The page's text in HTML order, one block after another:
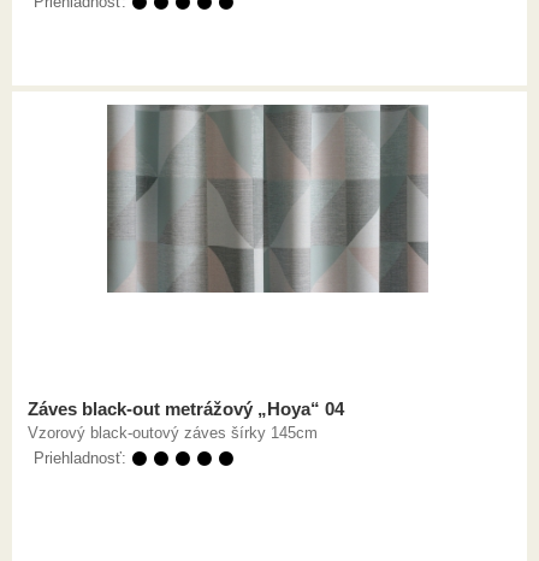
Záves black-out metrážový „Hoya“ 04
Vzorový black-outový záves šírky 145cm
Priehladnosť: ⚫ ⚫ ⚫ ⚫ ⚫